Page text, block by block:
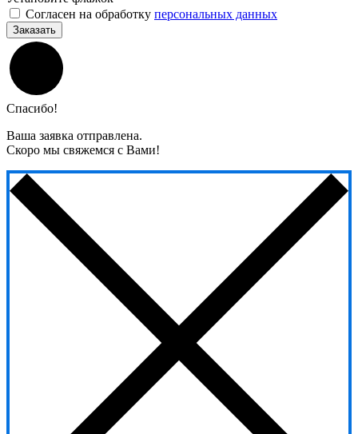
Согласен на обработку персональных данных
Заказать
Спасибо!
Ваша заявка отправлена.
Скоро мы свяжемся с Вами!